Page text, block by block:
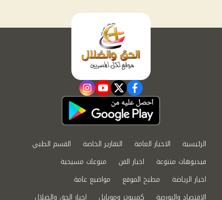
facebook
twitter
youtube
instagram
الرئيسية الاخبار العامة التقارير الخاصة
القسم الطبي
فيديوهات متنوعة
اخبار الفن
منوعات مسيحية
اخبار الرياضة
مطبخ الموقع
مواضيع عامة
الاقتصاد والبورصة
كمبيوتر وموبايل اخبار الحق والضلال